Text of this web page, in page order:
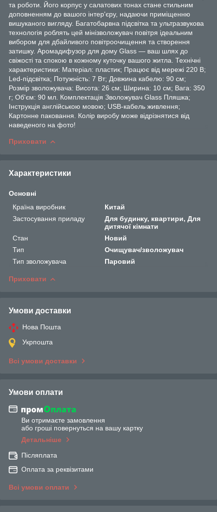
та роботи. Його корпус у салатових тонах стане стильним
доповненням до вашого інтер'єру, надаючи приміщенню
вишуканого вигляду. Багатобарвна підсвітка та ультразвукова
технологія роблять цей мінізволожувач повітря ідеальним
вибором для дбайливого повітроочищення та створення
затишку. Аромадифузор для дому Glass — ваш шлях до
свіжості та спокою в кожному куточку вашого житла. Технічні
характеристики: Матеріал: пластик; Працює від мережі 220 В;
Led-підсвітка; Потужність: 7 Вт; Довжина кабелю: 90 см;
Розмір зволожувача: Висота: 26 см; Ширина: 10 см; Вага: 350
г; Об'єм: 90 мл. Комплектація Зволожувач Glass Пляшка;
Інструкція англійською мовою; USB-кабель живлення;
Картонне паковання. Колір виробу може відрізнятися від
наведеного на фото!
Приховати
Характеристики
Основні
Країна виробник
Китай
Застосування приладу
Для будинку, квартири, Для
дитячої кімнати
Стан
Новий
Тип
Очищувач/зволожувач
Тип зволожувача
Паровий
Приховати
Умови доставки
Нова Пошта
Укрпошта
Всі умови доставки
Умови оплати
Ви отримаєте замовлення
або гроші повернуться на вашу картку
Детальніше
Післяплата
Оплата за реквізитами
Всі умови оплати